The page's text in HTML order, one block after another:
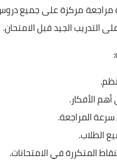
مركزة على جميع دروس
التدريب الجيد قبل الامتحان.
الأفكار.
المراجعة.
الطلاب.
المتكررة في الامتحانات.